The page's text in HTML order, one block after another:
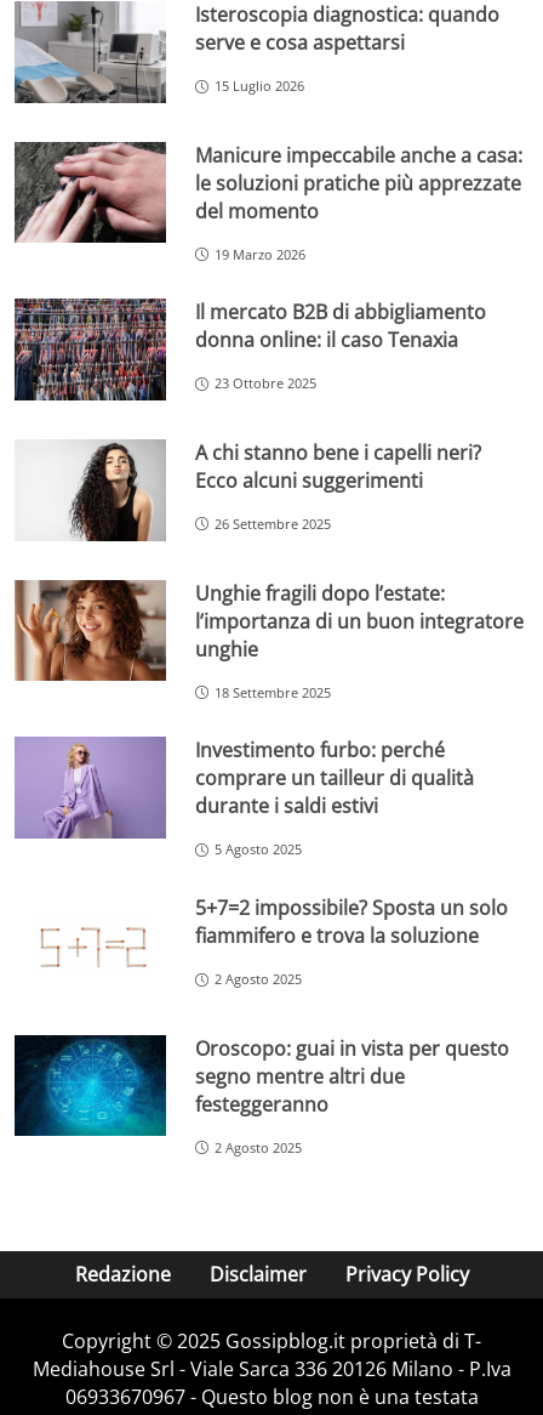
Isteroscopia diagnostica: quando
serve e cosa aspettarsi
15 Luglio 2026
Manicure impeccabile anche a casa:
le soluzioni pratiche più apprezzate
del momento
19 Marzo 2026
Il mercato B2B di abbigliamento
donna online: il caso Tenaxia
23 Ottobre 2025
A chi stanno bene i capelli neri?
Ecco alcuni suggerimenti
26 Settembre 2025
Unghie fragili dopo l’estate:
l’importanza di un buon integratore
unghie
18 Settembre 2025
Investimento furbo: perché
comprare un tailleur di qualità
durante i saldi estivi
5 Agosto 2025
5+7=2 impossibile? Sposta un solo
fiammifero e trova la soluzione
2 Agosto 2025
Oroscopo: guai in vista per questo
segno mentre altri due
festeggeranno
2 Agosto 2025
Redazione Disclaimer Privacy Policy
Copyright © 2025 Gossipblog.it proprietà di T-
Mediahouse Srl - Viale Sarca 336 20126 Milano - P.Iva
06933670967 - Questo blog non è una testata